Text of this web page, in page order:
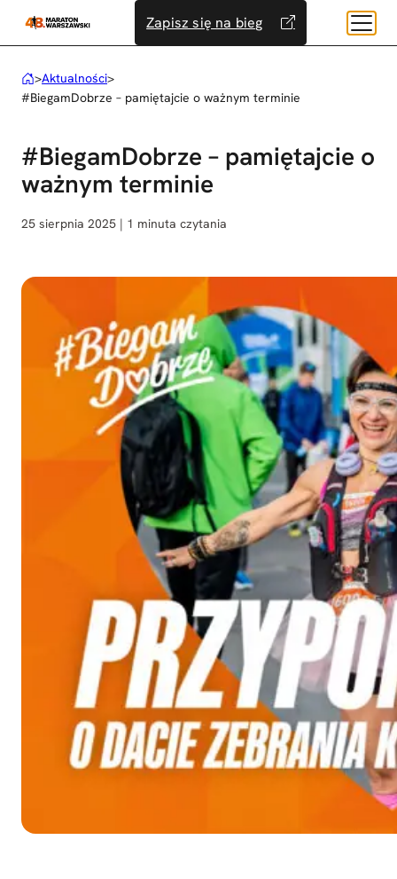
Zapisz się na bieg
>Aktualności>
#BiegamDobrze – pamiętajcie o ważnym terminie
#BiegamDobrze – pamiętajcie o
ważnym terminie
25 sierpnia 2025 | 1 minuta czytania